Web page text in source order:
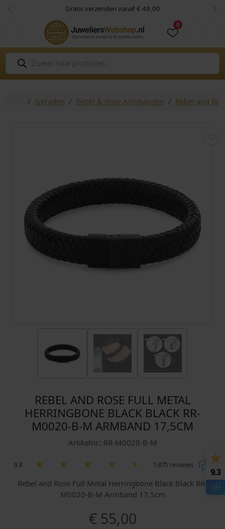
Skip to content
Skip to footer Gratis verzenden vanaf € 49,00
Vorige
0
P
o
d
HomeSieraden Rebel & Rose Armbanden Rebel and
REBEL AND ROSE FULL METAL
HERRINGBONE BLACK BLACK RR-
M0020-B-M ARMBAND 17,5CM
Artikelnr.: RR-M0020-B-M
9.3 1.875 reviews
Rebel and Rose Full Metal Herringbone Black Black RR-
M0020-B-M Armband 17,5cm
€55,00
9.3